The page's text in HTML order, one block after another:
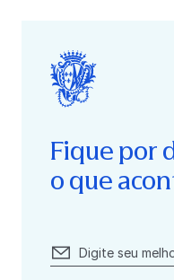
Fique por
o que